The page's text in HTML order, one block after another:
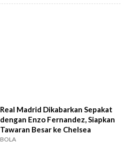
Real Madrid Dikabarkan Sepakat
dengan Enzo Fernandez, Siapkan
Tawaran Besar ke Chelsea
BOLA